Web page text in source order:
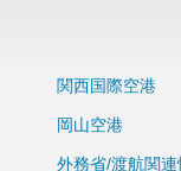
関西国際空港
岡山空港
外務省/渡航関連